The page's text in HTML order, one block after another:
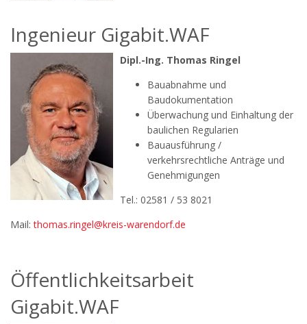
Ingenieur Gigabit.WAF
Dipl.-Ing. Thomas Ringel
Bauabnahme und
Baudokumentation
Überwachung und Einhaltung der
baulichen Regularien
Bauausführung /
verkehrsrechtliche Anträge und
Genehmigungen
Tel.: 02581 / 53 8021
Mail:thomas.ringel@kreis-warendorf.de
Öffentlichkeitsarbeit
Gigabit.WAF